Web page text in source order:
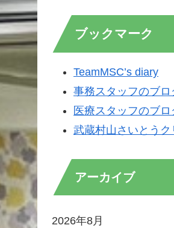
ブックマーク
TeamMSC’s diary
事務スタッフのブロ
医療スタッフのブロ
武蔵村山さいとうク
アーカイブ
2026年8月